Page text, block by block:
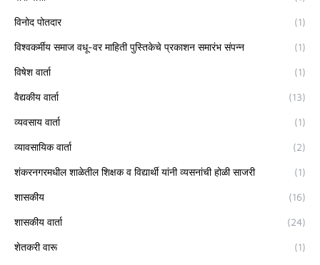
विनोद पोतदार (1)
विश्वकर्मीय समाज वधू-वर माहिती पुस्तिकेचे प्रकाशन समारंभ संपन्न (1)
विषेश वार्ता (1)
वैद्यकीय वार्ता (13)
व्यवसाय वार्ता (1)
व्यावसायिक वार्ता (2)
शंकरनगरमधील शाळेतील शिक्षक व विद्यार्थी यांनी व्यसनांची होळी साजरी (1)
शासकीय (16)
शासकीय वार्ता (24)
शेतकरी वारू (1)